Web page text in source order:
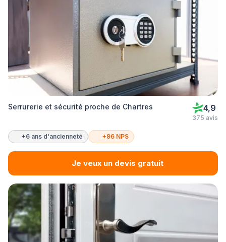
Serrurerie et sécurité proche de Chartres 4,9
375 avis
+6 ans d'ancienneté +96 NPS
Je veux un devis gratuit